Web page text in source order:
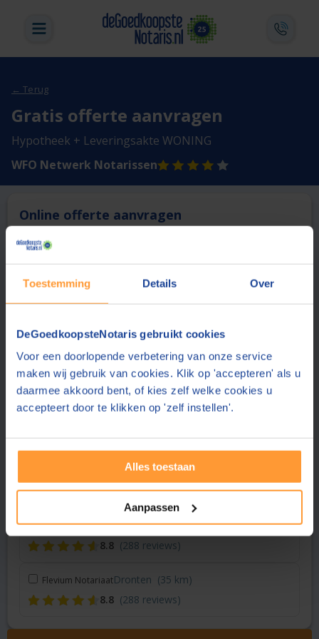
Toestemming Details Over
DeGoedkoopsteNotaris gebruikt cookies
Voor een doorlopende verbetering van onze service
maken wij gebruik van cookies. Klik op 'accepteren' als u
daarmee akkoord bent, of kies zelf welke cookies u
accepteert door te klikken op 'zelf instellen'.
Alles toestaan
Aanpassen
← Terug
Gratis offerte aanvragen
Hypotheek + Leveringsakte WONING
WFO Netwerk Notarissen
Online offerte aanvragen
Deze notaris biedt momenteel niet de mogelijkheid online
1 Vergelijk en bespaar
Vraag een offerte aan bij een andere notaris in de buurt
Welkers NotarissenWieringerwerf (24 km)
(geen reviews)
Midden Nederland Notariaat
8.9 (62 reviews)
Notariskantoor BaalmanWieringerwaard
7.8 (4 reviews)
DeNotarisvooruDronten (35 km)
8.8 (288 reviews)
Flevium NotariaatDronten (35 km)
8.8 (288 reviews)